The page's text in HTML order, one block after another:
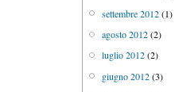
settembre 2012(1)
agosto 2012(2)
luglio 2012(2)
giugno 2012(3)